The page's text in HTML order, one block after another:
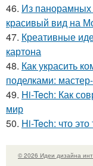
46. Из панорамных
красивый вид на
47. Креативные
картона
48. Как украсить
поделками:
49. Hi-Tech: Как
мир
50. Hi-Tech: что
© 2026 Идеи дизайна